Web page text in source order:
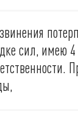
сил, имею 4